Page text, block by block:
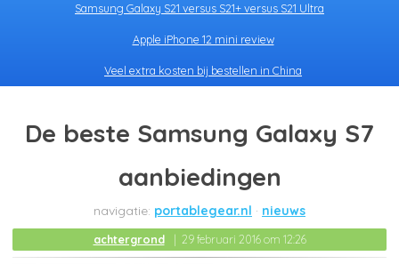
Samsung Galaxy S21 versus S21+ versus S21 Ultra
Apple iPhone 12 mini review
Veel extra kosten bij bestellen in China
De beste Samsung Galaxy S7
aanbiedingen
portablegear.nl nieuws
achtergrond 29 februari 2016 om 12:26